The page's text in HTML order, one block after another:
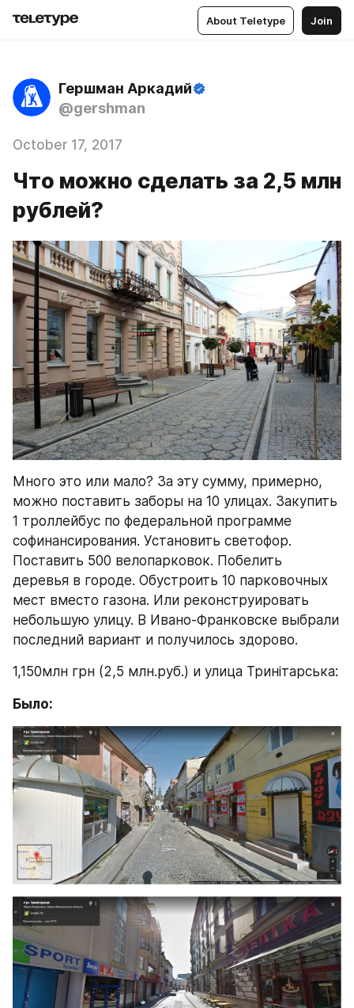
About Teletype Join
Гершман Аркадий
@gershman
October 17, 2017
Что можно сделать за 2,5 млн
рублей?
Много это или мало? За эту сумму, примерно,
можно поставить заборы на 10 улицах. Закупить
1 троллейбус по федеральной программе
софинансирования. Установить светофор.
Поставить 500 велопарковок. Побелить
деревья в городе. Обустроить 10 парковочных
мест вместо газона. Или реконструировать
небольшую улицу. В Ивано-Франковске выбрали
последний вариант и получилось здорово.
1,150млн грн (2,5 млн.руб.) и улица Тринітарська:
Было: